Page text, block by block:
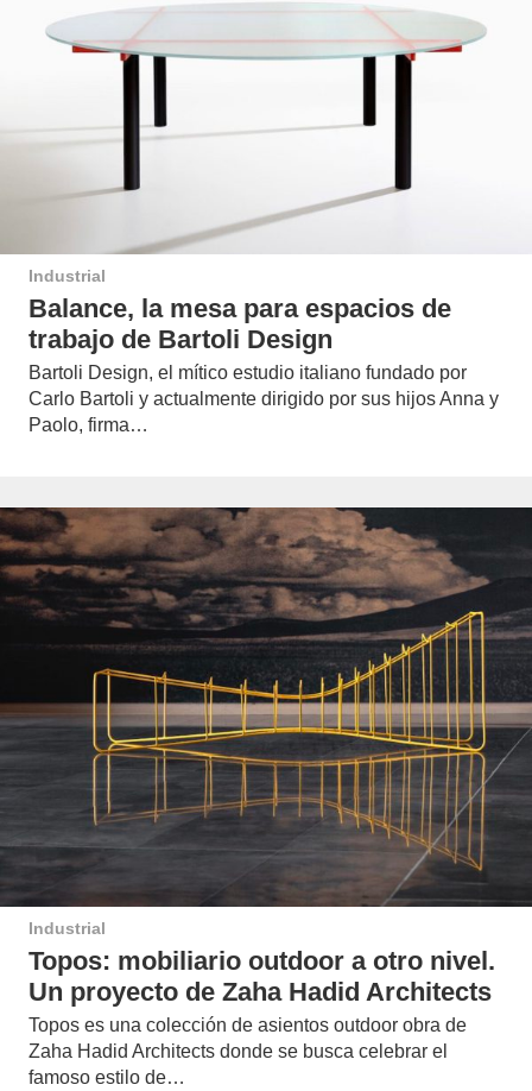
Industrial
Balance, la mesa para espacios de
trabajo de Bartoli Design
Bartoli Design, el mítico estudio italiano fundado por
Carlo Bartoli y actualmente dirigido por sus hijos Anna y
Paolo, firma…
Industrial
Topos: mobiliario outdoor a otro nivel.
Un proyecto de Zaha Hadid Architects
Topos es una colección de asientos outdoor obra de
Zaha Hadid Architects donde se busca celebrar el
famoso estilo de…